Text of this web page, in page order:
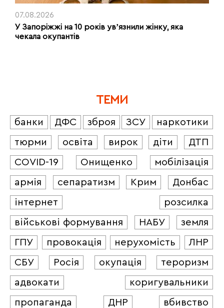
07.08.2026
У Запоріжжі на 10 років увʼязнили жінку, яка
чекала окупантів
ТЕМИ
банки ДФС зброя ЗСУ
наркотики
тюрми
освіта вирок діти
ДТП
COVID-19
Онищенко
мобілізація
армія
сепаратизм Крим
Донбас
інтернет
розсилка
військові формування
НАБУ
земля
ГПУ
провокація нерухомість
ЛНР
СБУ
Росія окупація
тероризм
адвокати
коригувальники
пропаганда
ДНР
вбивство